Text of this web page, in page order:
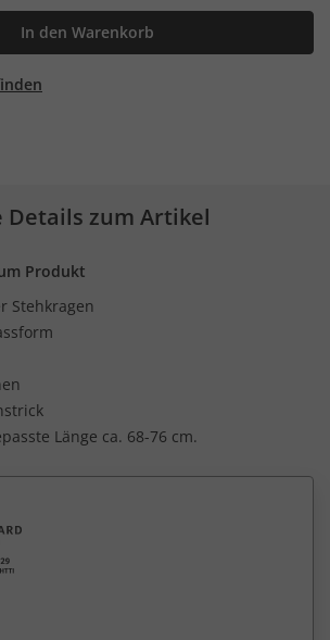
In den Warenkorb
Details zum Artikel
Produkt
Stehkragen
Länge ca. 68-76 cm.